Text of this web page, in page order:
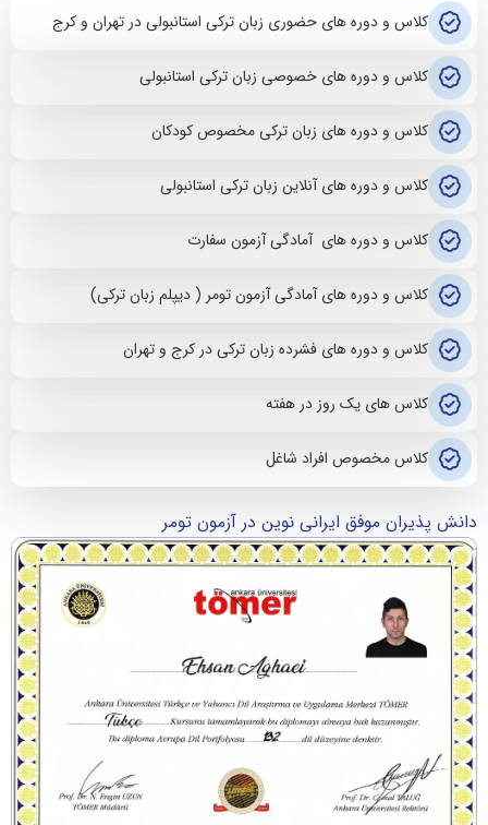
کلاس و دوره های حضوری زبان ترکی استانبولی در تهران و کرج
کلاس و دوره های خصوصی زبان ترکی استانبولی
کلاس و دوره های زبان ترکی مخصوص کودکان
کلاس و دوره های آنلاین زبان ترکی استانبولی
کلاس و دوره های آمادگی آزمون سفارت
کلاس و دوره های آمادگی آزمون تومر ( دیپلم زبان ترکی)
کلاس و دوره های فشرده زبان ترکی در کرج و تهران
کلاس های یک روز در هفته
کلاس مخصوص افراد شاغل
دانش پذیران موفق ایرانی نوین در آزمون تومر